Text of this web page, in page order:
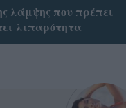
λάμψης που πρέπει
λιπαρότητα